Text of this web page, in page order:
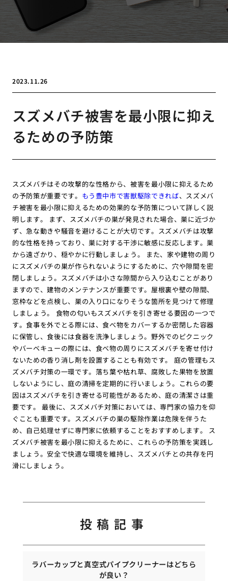
2023.11.26
スズメバチ被害を最小限に抑え
るための予防策
スズメバチはその攻撃的な性格から、被害を最小限に抑えるため
の予防策が重要です。 もう豊中市で害獣駆除できれば、スズメバ
チ被害を最小限に抑えるための効果的な予防策について詳しく説
明します。 まず、スズメバチの巣が発見された場合、巣に近づか
ず、急な動きや騒音を避けることが大切です。スズメバチは攻撃
的な性格を持っており、巣に対する干渉に敏感に反応します。巣
から遠ざかり、穏やかに行動しましょう。 また、家や建物の周り
にスズメバチの巣が作られないようにするために、穴や隙間を密
閉しましょう。スズメバチは小さな隙間から入り込むことがあり
ますので、建物のメンテナンスが重要です。屋根裏や壁の隙間、
窓枠などを点検し、巣の入り口になりそうな箇所を見つけて修理
しましょう。 食物の匂いもスズメバチを引き寄せる要因の一つで
す。食事を外でとる際には、食べ物をカバーするか密閉した容器
に保管し、食後には食器を洗浄しましょう。野外でのピクニック
やバーベキューの際には、食べ物の周りにスズメバチを寄せ付け
ないための香り消し剤を設置することも有効です。 庭の管理もス
ズメバチ対策の一環です。落ち葉や枯れ草、腐敗した果物を放置
しないようにし、庭の清掃を定期的に行いましょう。これらの要
因はスズメバチを引き寄せる可能性があるため、庭の清潔さは重
要です。 最後に、スズメバチ対策においては、専門家の協力を仰
ぐことも重要です。スズメバチの巣の駆除作業は危険を伴うた
め、自己処理せずに専門家に依頼することをおすすめします。 ス
ズメバチ被害を最小限に抑えるために、これらの予防策を実践し
ましょう。安全で快適な環境を維持し、スズメバチとの共存を円
滑にしましょう。
投稿記事
ラバーカップと真空式パイプクリーナーはどちら
が良い？